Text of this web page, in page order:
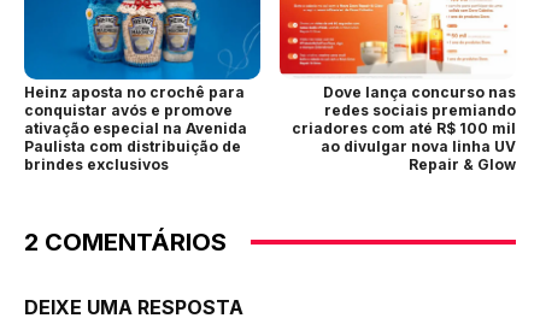
Heinz aposta no crochê para
conquistar avós e promove
ativação especial na Avenida
Paulista com distribuição de
brindes exclusivos
Dove lança concurso nas
redes sociais premiando
criadores com até R$ 100 mil
ao divulgar nova linha UV
Repair & Glow
2 COMENTÁRIOS
DEIXE UMA RESPOSTA